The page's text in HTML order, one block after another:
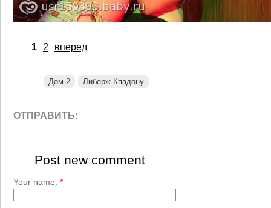
1 2 вперед
Дом-2 Либерж Кпадону
ОТПРАВИТЬ:
Post new comment
Your name: *